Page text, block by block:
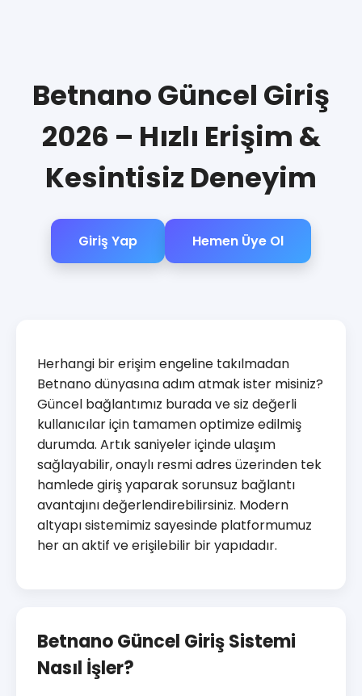
Betnano Güncel Giriş
2026 – Hızlı Erişim &
Kesintisiz Deneyim
Giriş Yap Hemen Üye Ol
Herhangi bir erişim engeline takılmadan
Betnano dünyasına adım atmak ister misiniz?
Güncel bağlantımız burada ve siz değerli
kullanıcılar için tamamen optimize edilmiş
durumda. Artık saniyeler içinde ulaşım
sağlayabilir, onaylı resmi adres üzerinden tek
hamlede giriş yaparak sorunsuz bağlantı
avantajını değerlendirebilirsiniz. Modern
altyapı sistemimiz sayesinde platformumuz
her an aktif ve erişilebilir bir yapıdadır.
Betnano Güncel Giriş Sistemi
Nasıl İşler?